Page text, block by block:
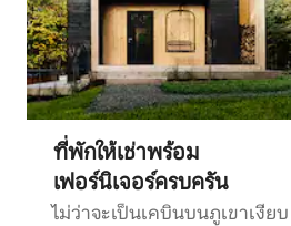
ที่พักให้เช่าพร้อม
เฟอร์นิเจอร์ครบครัน
ไม่ว่าจะเป็นเคบินบนภูเขาเงียบ